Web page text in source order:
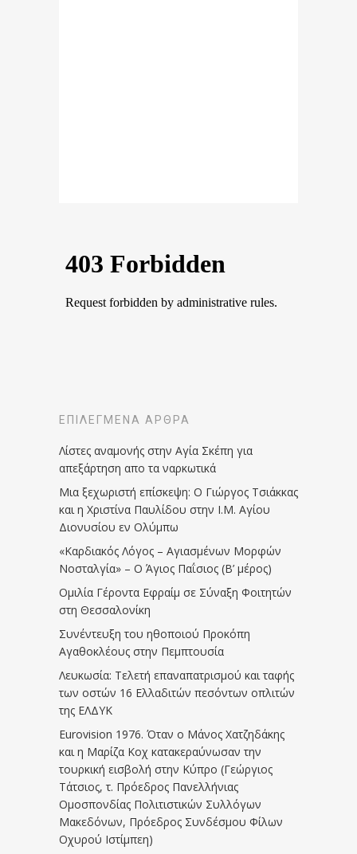
ΕΠΙΛΕΓΜΈΝΑ ΆΡΘΡΑ
Λίστες αναμονής στην Αγία Σκέπη για
απεξάρτηση απο τα ναρκωτικά
Μια ξεχωριστή επίσκεψη: Ο Γιώργος Τσιάκκας
και η Χριστίνα Παυλίδου στην Ι.Μ. Αγίου
Διονυσίου εν Ολύμπω
«Καρδιακός Λόγος – Αγιασμένων Μορφών
Νοσταλγία» – Ο Άγιος Παΐσιος (Β’ μέρος)
Ομιλία Γέροντα Εφραίμ σε Σύναξη Φοιτητών
στη Θεσσαλονίκη
Συνέντευξη του ηθοποιού Προκόπη
Αγαθοκλέους στην Πεμπτουσία
Λευκωσία: Τελετή επαναπατρισμού και ταφής
των οστών 16 Ελλαδιτών πεσόντων οπλιτών
της ΕΛΔΥΚ
Eurovision 1976. Όταν ο Μάνος Χατζηδάκης
και η Μαρίζα Κοχ κατακεραύνωσαν την
τουρκική εισβολή στην Κύπρο (Γεώργιος
Τάτσιος, τ. Πρόεδρος Πανελλήνιας
Ομοσπονδίας Πολιτιστικών Συλλόγων
Μακεδόνων, Πρόεδρος Συνδέσμου Φίλων
Οχυρού Ιστίμπεη)